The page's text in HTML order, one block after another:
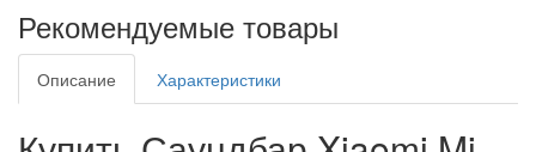
Рекомендуемые товары
Описание Характеристики